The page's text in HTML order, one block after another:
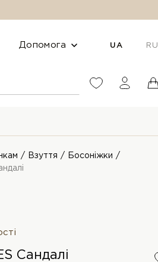
Допомога UA RU
Взуття
Босоніжки
Сандалі